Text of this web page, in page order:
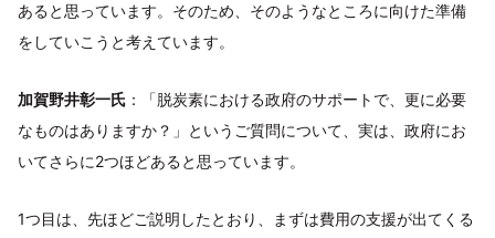
あると思っています。そのため、そのようなところに向けた準備
をしていこうと考えています。
加賀野井彰一氏 ：「脱炭素における政府のサポートで、更に必要
なものはありますか？」というご質問について、実は、政府にお
いてさらに2つほどあると思っています。
1つ目は、先ほどご説明したとおり、まずは費用の支援が出てくる